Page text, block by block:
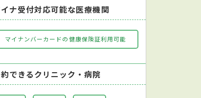
ナ受付対応可能な医療機関
マイナンバーカードの健康保険証利用可能
できるクリニック・病院